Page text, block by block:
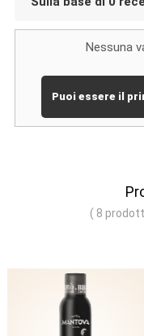
Nessuna
Puoi essere il
( 8